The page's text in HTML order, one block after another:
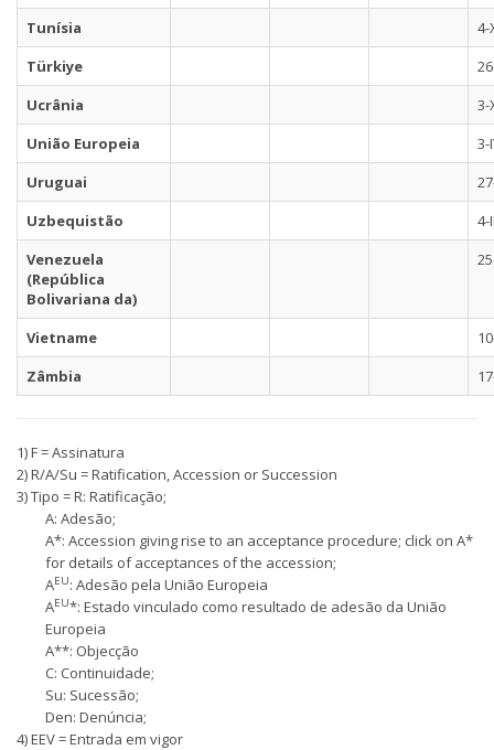
Tunísia
4-
Türkiye
Ucrânia
3-
União Europeia
3-
Uruguai
Uzbequistão
4-
Venezuela
(República
Bolivariana da)
Vietname
Zâmbia
1) F = Assinatura
2) R/A/Su = Ratification, Accession or Succession
3) Tipo = R: Ratificação;
A: Adesão;
A*: Accession giving rise to an acceptance procedure; click on A*
for details of acceptances of the accession;
AEU: Adesão pela União Europeia
AEU*: Estado vinculado como resultado de adesão da União
Europeia
A**: Objecção
C: Continuidade;
Su: Sucessão;
Den: Denúncia;
4) EEV = Entrada em vigor